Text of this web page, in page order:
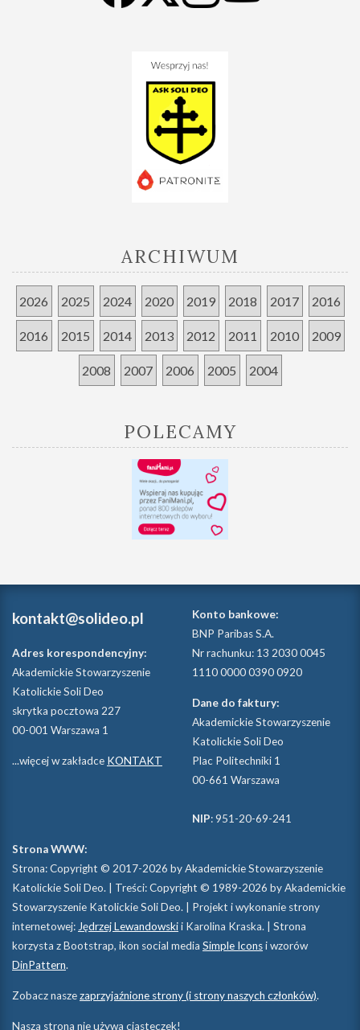
ARCHIWUM
2026 2025 2024 2020 2019 2018 2017 2016
2016 2015 2014 2013 2012 2011 2010 2009
2008 2007 2006 2005 2004
POLECAMY
kontakt@solideo.pl
Adres korespondencyjny:
Akademickie Stowarzyszenie
Katolickie Soli Deo
skrytka pocztowa 227
00-001 Warszawa 1
...więcej w zakładce KONTAKT
Konto bankowe:
BNP Paribas S.A.
Nr rachunku: 13 2030 0045
1110 0000 0390 0920
Dane do faktury:
Akademickie Stowarzyszenie
Katolickie Soli Deo
Plac Politechniki 1
00-661 Warszawa
NIP: 951-20-69-241
Strona WWW:
Strona: Copyright © 2017-2026 by Akademickie Stowarzyszenie
Katolickie Soli Deo. | Treści: Copyright © 1989-2026 by Akademickie
Stowarzyszenie Katolickie Soli Deo. | Projekt i wykonanie strony
internetowej: Jędrzej Lewandowskii Karolina Kraska. | Strona
korzysta z Bootstrap, ikon social media Simple Iconsi wzorów
DinPattern.
Zobacz naszezaprzyjaźnione strony (i strony naszych członków).
Nasza strona nie używa ciasteczek!